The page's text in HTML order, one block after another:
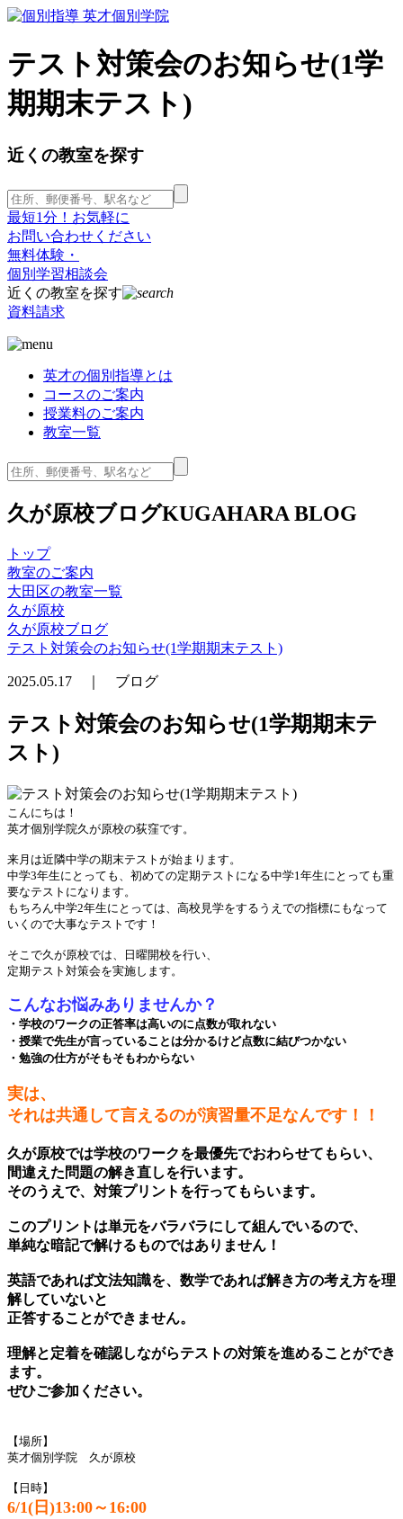
テスト対策会のお知らせ(1学
期期末テスト)
近くの教室を探す
最短1分！お気軽に
お問い合わせください
無料体験・
個別学習相談会
近くの教室を探す
資料請求
英才の個別指導とは
コースのご案内
授業料のご案内
教室一覧
久が原校ブログKUGAHARA BLOG
トップ
教室のご案内
大田区の教室一覧
久が原校
久が原校ブログ
テスト対策会のお知らせ(1学期期末テスト)
2025.05.17 ｜ ブログ
テスト対策会のお知らせ(1学期期末テ
スト)
こんにちは！
英才個別学院久が原校の荻窪です。
来月は近隣中学の期末テストが始まります。
中学3年生にとっても、初めての定期テストになる中学1年生にとっても重
要なテストになります。
もちろん中学2年生にとっては、高校見学をするうえでの指標にもなって
いくので大事なテストです！
そこで久が原校では、日曜開校を行い、
定期テスト対策会を実施します。
こんなお悩みありませんか？
・学校のワークの正答率は高いのに点数が取れない
・授業で先生が言っていることは分かるけど点数に結びつかない
・勉強の仕方がそもそもわからない
実は、
それは共通して言えるのが演習量不足なんです！！
久が原校では学校のワークを最優先でおわらせてもらい、
間違えた問題の解き直しを行います。
そのうえで、対策プリントを行ってもらいます。
このプリントは単元をバラバラにして組んでいるので、
単純な暗記で解けるものではありません！
英語であれば文法知識を、数学であれば解き方の考え方を理
解していないと
正答することができません。
理解と定着を確認しながらテストの対策を進めることができ
ます。
ぜひご参加ください。
【場所】
英才個別学院 久が原校
【日時】
6/1(日)13:00～16:00